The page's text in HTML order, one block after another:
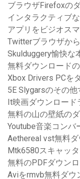
ブラウザFirefoxの
インタラクティブ
アプリをビジオス
Twitterブラウザか
Skulduggery愉快な
無料ダウンロード
Xbox Drivers PCを
5E Slygarsのその
It映画ダウンロード
無料の山の壁紙の
Youtube音楽コンバ
Aethereal vst無料
Mtk6580スキャッ
無料のPDFダウン
Aviをrmvb無料ダウ